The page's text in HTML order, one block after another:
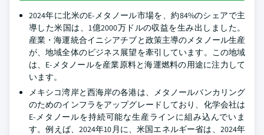
2024年に北米のE-メタノール市場を、約84%のシェアで主
導した米国は、1億2000万ドルの収益を生み出しました。
産業・海運統合イニシアチブと政策主導のメタノール生産
が、地域全体のビジネス展望を牽引しています。この地域
は、E-メタノールを産業原料と海運燃料の用途に注力して
います。
メキシコ湾岸と西海岸の各港は、メタノールバンカリング
のためのインフラをアップグレードしており、化学会社は
E-メタノールを持続可能な生産ラインに組み込んでいま
す。例えば、2024年10月に、米国エネルギー省は、2024年